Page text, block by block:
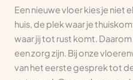
Een nieuwe vloer kies je niet
huis, de plek waar je
waar jij tot rust komt.
een zorg zijn. Bij onze
van het eerste gesprek tot